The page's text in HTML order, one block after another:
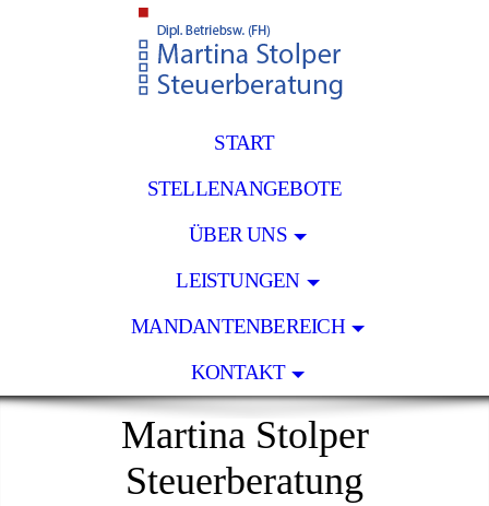
START
STELLENANGEBOTE
ÜBER UNS
LEISTUNGEN
MANDANTENBEREICH
KONTAKT
Martina Stolper
Steuerberatung